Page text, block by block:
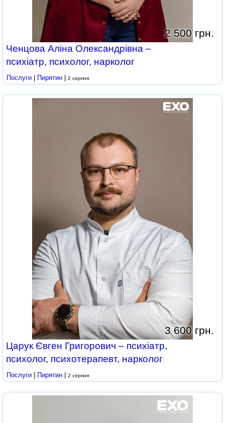
2 500 грн.
Ченцова Аліна Олександрівна –
психіатр, психолог, нарколог
Послуги | Пирятин | 2 серпня
3 600 грн.
Царук Євген Григорович – психіатр,
психолог, психотерапевт, нарколог
Послуги | Пирятин | 2 серпня